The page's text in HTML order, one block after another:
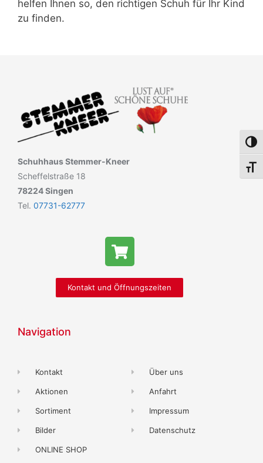
helfen Ihnen so, den richtigen Schuh für Ihr Kind
zu finden.
Schuhhaus Stemmer-Kneer
Scheffelstraße 18
78224 Singen
Tel. 07731-62777
Kontakt und Öffnungszeiten
Navigation
Kontakt
Aktionen
Sortiment
Bilder
ONLINE SHOP
Über uns
Anfahrt
Impressum
Datenschutz